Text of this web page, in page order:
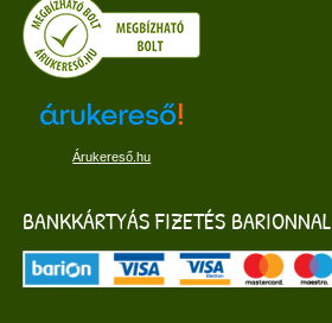
Árukereső.hu
BANKKÁRTYÁS FIZETÉS BARIONNAL